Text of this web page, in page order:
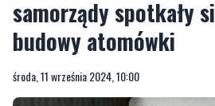
środa, 11 września 2024, 10:00